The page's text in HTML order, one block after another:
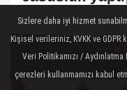
Sizlere daha iyi hizmet
Kişisel verileriniz, KVKK ve
Veri Politikamızı /
çerezleri kullanmamızı kabul